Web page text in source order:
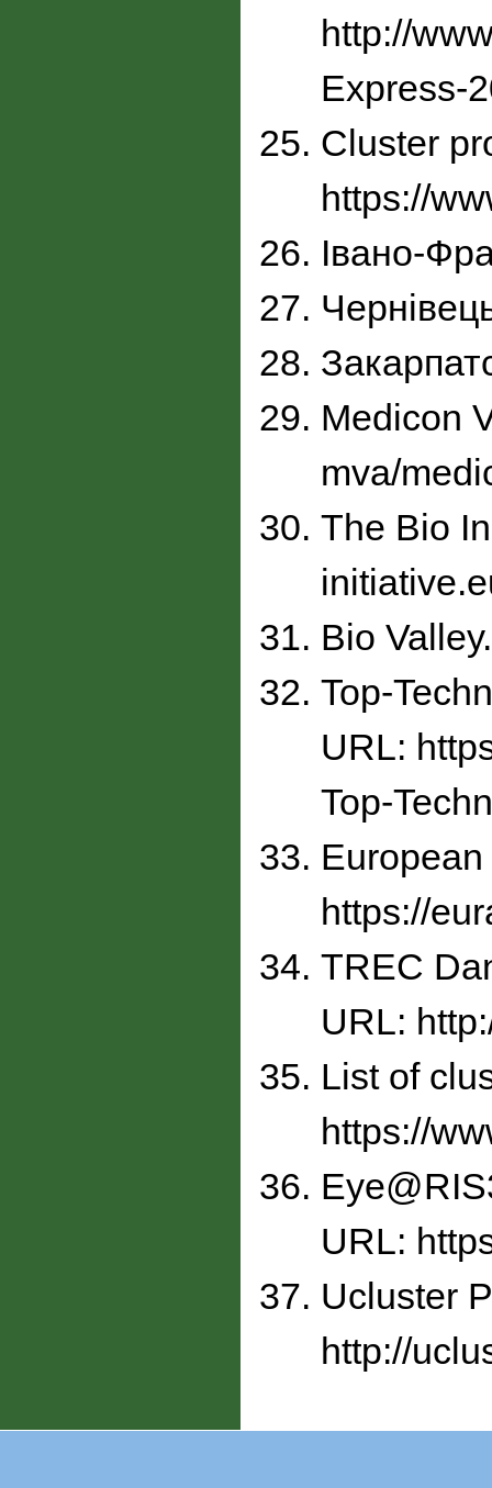
http://
Express-
Cluster
https://
Івано-
Medicon
mva/
The Bio
Bio
Top-
URL:
Top-
https://
TREC
URL:
List of
https://
URL:
Ucluster
http://